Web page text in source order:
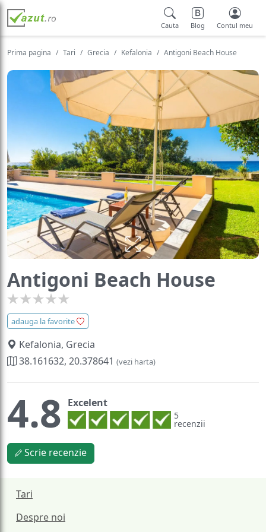
Cauta Blog Contul meu
Prima pagina Tari Grecia Kefalonia Antigoni Beach House
Antigoni Beach House
adauga la favorite
Kefalonia, Grecia
38.161632, 20.378641 (vezi harta)
4.8 Excelent
5
recenzii
Scrie recenzie
Tari
Despre noi